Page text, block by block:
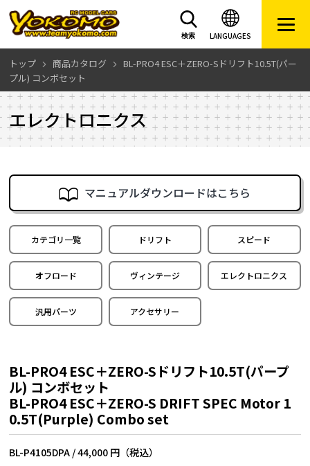
LANGUAGES
検索
トップ 商品カタログ
BL-PRO4 ESC＋ZERO-Sドリフト10.5T(パー
プル) コンボセット
エレクトロニクス
マニュアルダウンロードはこちら
カテゴリ一覧 ドリフト スピード
オフロード ヴィンテージ エレクトロニクス
汎用パーツ アクセサリー
BL-PRO4 ESC＋ZERO-Sドリフト10.5T(パープ
ル) コンボセット
BL-PRO4 ESC＋ZERO-S DRIFT SPEC Motor 1
0.5T(Purple) Combo set
BL-P4105DPA /44,000 円（税込）